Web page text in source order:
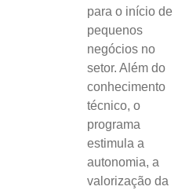
para o início de
pequenos
negócios no
setor. Além do
conhecimento
técnico, o
programa
estimula a
autonomia, a
valorização da